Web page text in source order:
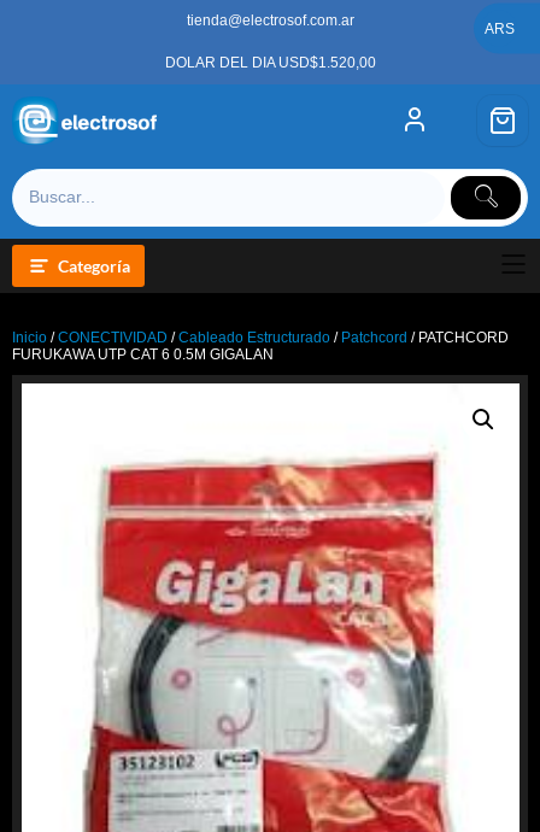
tienda@electrosof.com.ar
DOLAR DEL DIA USD$1.520,00
Categoría
Inicio /CONECTIVIDAD /Cableado Estructurado / Patchcord / PATCHCORD
FURUKAWA UTP CAT 6 0.5M GIGALAN
ARS